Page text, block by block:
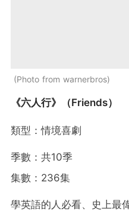
Photo from warnerbros
《六人行》（Friends）
類型：情境喜劇
季數：共10季
集數：236集
學英語的人必看、史上最